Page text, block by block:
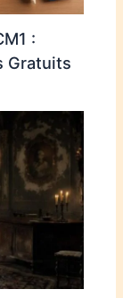
:
Gratuits